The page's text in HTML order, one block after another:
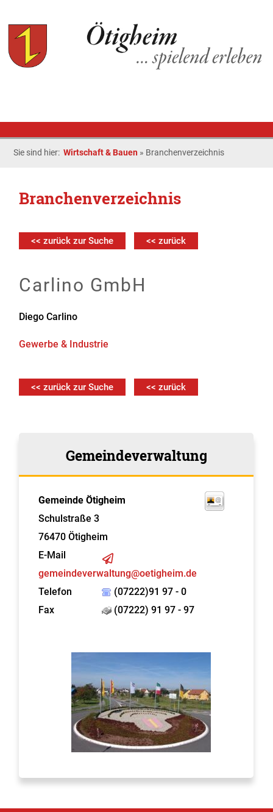
Sie sind hier:Wirtschaft & Bauen » Branchenverzeichnis
Branchenverzeichnis
<< zurück zur Suche << zurück
Carlino GmbH
Diego Carlino
Gewerbe & Industrie
<< zurück zur Suche << zurück
Gemeindeverwaltung
Gemeinde Ötigheim
Schulstraße 3
76470 Ötigheim
E-Mail
gemeindeverwaltung@oetigheim.de
Telefon
(07222)91 97 - 0
Fax
(07222) 91 97 - 97